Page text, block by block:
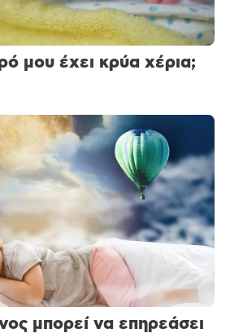
μου έχει κρύα χέρια;
μπορεί να επηρεάσει